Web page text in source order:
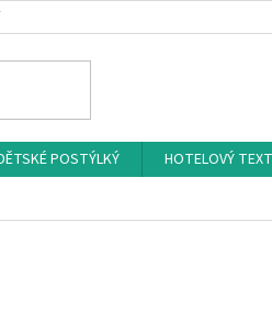
POSTÝLKÝ HOTELOVÝ